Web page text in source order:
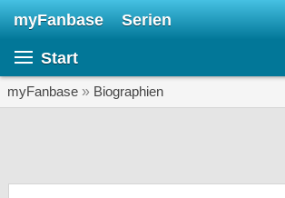
myFanbase Serien
Start
myFanbase » Biographien